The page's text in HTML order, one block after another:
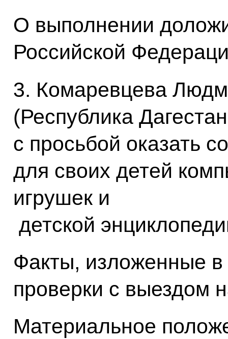
О выполнении
Российской
3. Комаревцева
(Республика
с просьбой оказать
для своих детей
игрушек и
детской
Факты, изложенные
проверки с выездом
Материальное